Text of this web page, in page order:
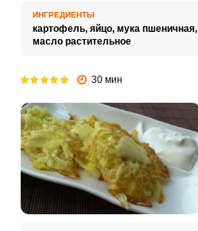
ИНГРЕДИЕНТЫ
картофель, яйцо, мука пшеничная,
масло растительное
30 мин